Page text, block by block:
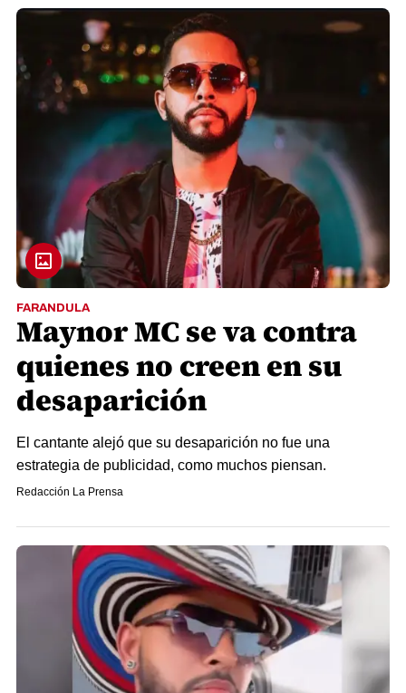
FARANDULA
Maynor MC se va contra
quienes no creen en su
desaparición
El cantante alejó que su desaparición no fue una
estrategia de publicidad, como muchos piensan.
Redacción La Prensa